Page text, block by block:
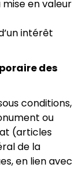
en valeur
intérêt
des
conditions,
ou
(articles
de la
en lien avec